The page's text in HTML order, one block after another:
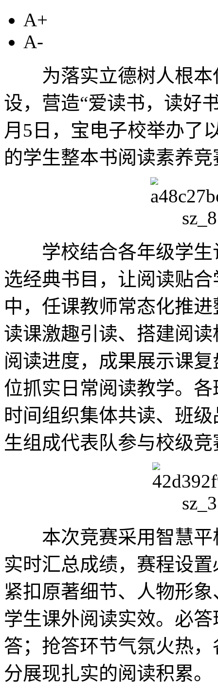
A+
A-
为落实立德树人根本
设，营造“爱读书，读好
月5日，宝电子校举办了
的学生整本书阅读素养竞
学校结合各年级学生
选经典书目，让阅读贴
中，任课教师常态化推
读课激趣引读、搭建阅
阅读进度，成果展示课
位抓实日常阅读教学。
时间组织集体共读、班
生组成代表队参与校级竞
本次竞赛采用智慧平
实时汇总成绩，赛程设
紧扣原著细节、人物形
学生课外阅读实效。必
答；抢答环节气氛火热
分展现扎实的阅读积累。